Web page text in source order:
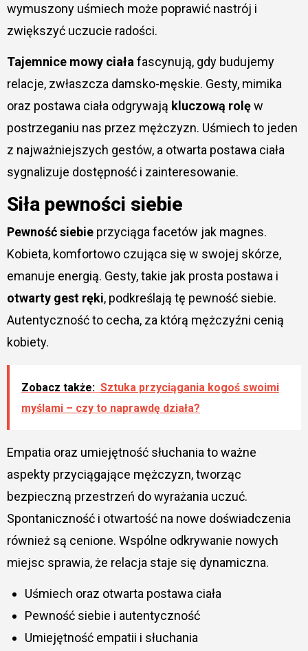
wymuszony uśmiech może poprawić nastrój i
zwiększyć uczucie radości.
Tajemnice mowy ciała fascynują, gdy budujemy
relacje, zwłaszcza damsko-męskie. Gesty, mimika
oraz postawa ciała odgrywają kluczową rolęw
postrzeganiu nas przez mężczyzn. Uśmiech to jeden
z najważniejszych gestów, a otwarta postawa ciała
sygnalizuje dostępność i zainteresowanie.
Siła pewności siebie
Pewność siebieprzyciąga facetów jak magnes.
Kobieta, komfortowo czująca się w swojej skórze,
emanuje energią. Gesty, takie jak prosta postawa i
otwarty gest ręki, podkreślają tę pewność siebie.
Autentyczność to cecha, za którą mężczyźni cenią
kobiety.
Zobacz także: Sztuka przyciągania kogoś swoimi
myślami – czy to naprawdę działa?
Empatia oraz umiejętność słuchania to ważne
aspekty przyciągające mężczyzn, tworząc
bezpieczną przestrzeń do wyrażania uczuć.
Spontaniczność i otwartość na nowe doświadczenia
również są cenione. Wspólne odkrywanie nowych
miejsc sprawia, że relacja staje się dynamiczna.
Uśmiech oraz otwarta postawa ciała
Pewność siebie i autentyczność
Umiejętność empatii i słuchania